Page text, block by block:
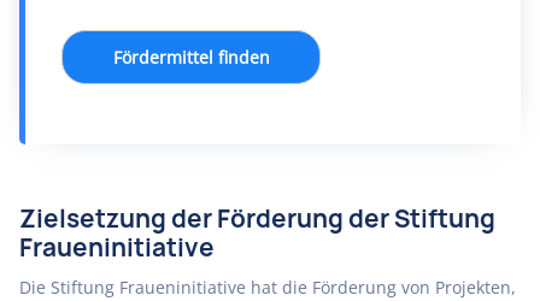
Fördermittel finden
Zielsetzung der Förderung der Stiftung
Fraueninitiative
Die Stiftung Fraueninitiative hat die Förderung von Projekten,